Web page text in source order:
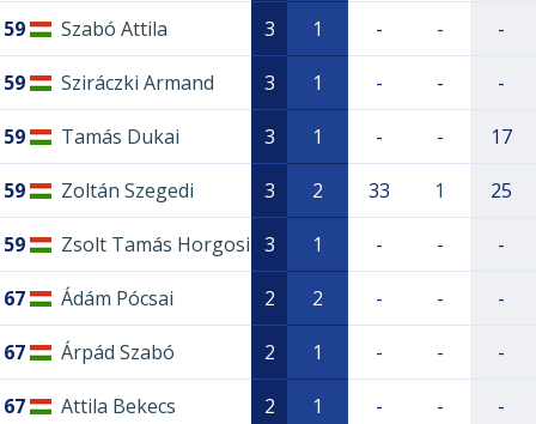
59 Szabó Attila 3 1 - - -
59 Sziráczki Armand 3 1 - - -
59 Tamás Dukai 3 1 - - 17
59 Zoltán Szegedi 3 2 33 1 25
59 Zsolt Tamás Horgosi 3 1 - - -
67 Ádám Pócsai 2 2 - - -
67 Árpád Szabó 2 1 - - -
67 Attila Bekecs 2 1 - - -